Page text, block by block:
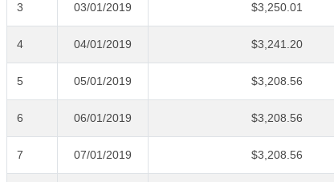
3 03/01/2019 $3,250.01
4 04/01/2019 $3,241.20
5 05/01/2019 $3,208.56
6 06/01/2019 $3,208.56
7 07/01/2019 $3,208.56